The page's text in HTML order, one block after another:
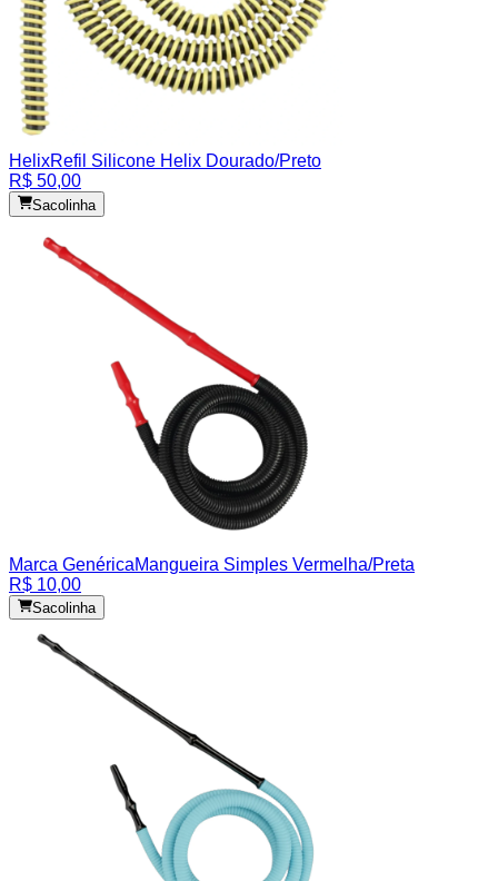
HelixRefil Silicone Helix Dourado/Preto
R$ 50,00
Sacolinha
Marca GenéricaMangueira Simples Vermelha/Preta
R$ 10,00
Sacolinha